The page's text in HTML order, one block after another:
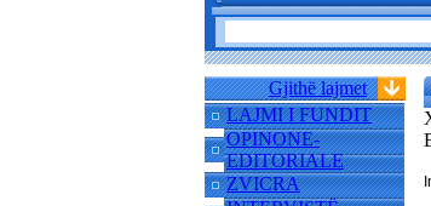
Gjithë lajmet
LAJMI I FUNDIT
OPINONE-
EDITORIALE
ZVICRA